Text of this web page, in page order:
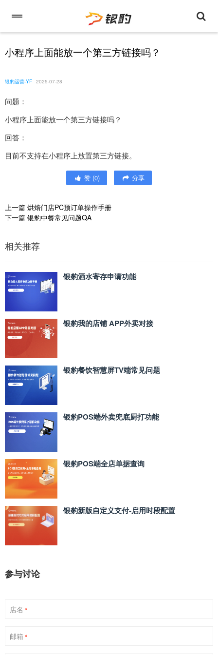
小程序上面能放一个第三方链接吗？
银豹运营-YF 2025-07-28
问题：
小程序上面能放一个第三方链接吗？
回答：
目前不支持在小程序上放置第三方链接。
赞 (0) 分享
上一篇 烘焙门店PC预订单操作手册
下一篇 银豹中餐常见问题QA
相关推荐
银豹酒水寄存申请功能
银豹我的店铺 APP外卖对接
银豹餐饮智慧屏TV端常见问题
银豹POS端外卖兜底厨打功能
银豹POS端全店单据查询
银豹新版自定义支付‑启用时段配置
参与讨论
店名 *
邮箱 *